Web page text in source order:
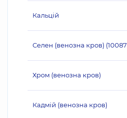
Кальцій
Селен (венозна кров)
Хром (венозна кров)
Кадмій (венозна кров)